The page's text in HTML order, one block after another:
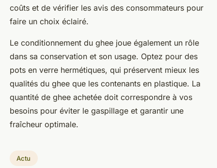
coûts et de vérifier les avis des consommateurs pour
faire un choix éclairé.
Le conditionnement du ghee joue également un rôle
dans sa conservation et son usage. Optez pour des
pots en verre hermétiques, qui préservent mieux les
qualités du ghee que les contenants en plastique. La
quantité de ghee achetée doit correspondre à vos
besoins pour éviter le gaspillage et garantir une
fraîcheur optimale.
Actu